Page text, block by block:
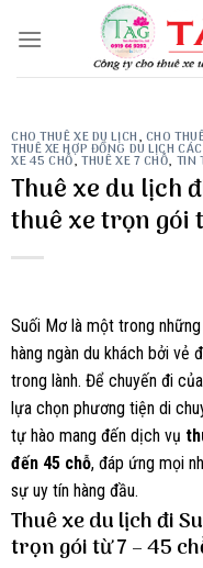
CHO THUÊ XE DU LỊCH, CHO
THUÊ XE HỢP ĐỒNG DU LỊCH
XE 45 CHỖ,THUÊ XE 7 CHỖ, TIN
Thuê xe du lịch
thuê xe trọn gói
Suối Mơ là một trong
hàng ngàn du khách bởi vẻ
trong lành. Để chuyến đi
lựa chọn phương tiện di
tự hào mang đến dịch vụ
đến 45 chỗ, đáp ứng mọi
sự uy tín hàng đầu.
Thuê xe du lịch đi
trọn gói từ 7 – 45